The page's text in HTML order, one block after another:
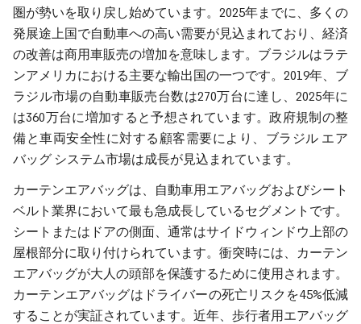
圏が勢いを取り戻し始めています。2025年までに、多くの
発展途上国で自動車への高い需要が見込まれており、経済
の改善は商用車販売の増加を意味します。ブラジルはラテ
ンアメリカにおける主要な輸出国の一つです。2019年、ブ
ラジル市場の自動車販売台数は270万台に達し、2025年に
は360万台に増加すると予想されています。政府規制の整
備と車両安全性に対する顧客需要により、ブラジル エア
バッグ システム市場は成長が見込まれています。
カーテンエアバッグは、自動車用エアバッグおよびシート
ベルト業界において最も急成長しているセグメントです。
シートまたはドアの側面、通常はサイドウィンドウ上部の
屋根部分に取り付けられています。衝突時には、カーテン
エアバッグが大人の頭部を保護するために使用されます。
カーテンエアバッグはドライバーの死亡リスクを45%低減
することが実証されています。近年、歩行者用エアバッグ